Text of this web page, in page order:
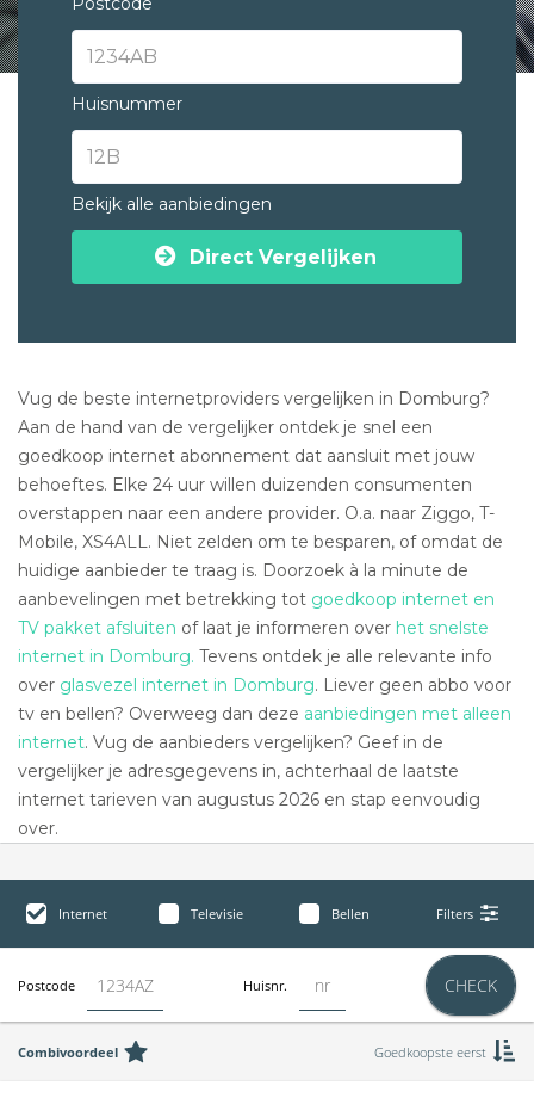
Huisnummer
Bekijk alle aanbiedingen
Direct Vergelijken
Vug de beste internetproviders vergelijken in Domburg?
Aan de hand van de vergelijker ontdek je snel een
goedkoop internet abonnement dat aansluit met jouw
behoeftes. Elke 24 uur willen duizenden consumenten
overstappen naar een andere provider. O.a. naar Ziggo, T-
Mobile, XS4ALL. Niet zelden om te besparen, of omdat de
huidige aanbieder te traag is. Doorzoek à la minute de
aanbevelingen met betrekking tot goedkoop internet en
TV pakket afsluiten of laat je informeren over het snelste
internet in Domburg. Tevens ontdek je alle relevante info
over glasvezel internet in Domburg. Liever geen abbo voor
tv en bellen? Overweeg dan deze aanbiedingen met alleen
internet. Vug de aanbieders vergelijken? Geef in de
vergelijker je adresgegevens in, achterhaal de laatste
internet tarieven van augustus 2026 en stap eenvoudig
over.
Internet Televisie Bellen Filters
Postcode Huisnr. CHECK
Combivoordeel Goedkoopste eerst